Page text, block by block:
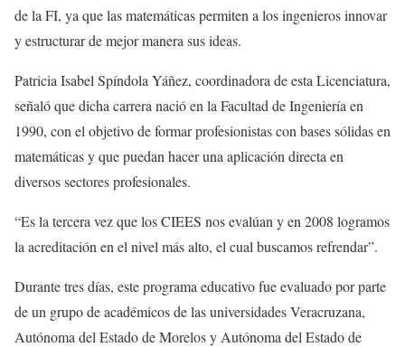
de la FI, ya que las matemáticas permiten a los ingenieros innovar
y estructurar de mejor manera sus ideas.
Patricia Isabel Spíndola Yáñez, coordinadora de esta Licenciatura,
señaló que dicha carrera nació en la Facultad de Ingeniería en
1990, con el objetivo de formar profesionistas con bases sólidas en
matemáticas y que puedan hacer una aplicación directa en
diversos sectores profesionales.
“Es la tercera vez que los CIEES nos evalúan y en 2008 logramos
la acreditación en el nivel más alto, el cual buscamos refrendar”.
Durante tres días, este programa educativo fue evaluado por parte
de un grupo de académicos de las universidades Veracruzana,
Autónoma del Estado de Morelos y Autónoma del Estado de